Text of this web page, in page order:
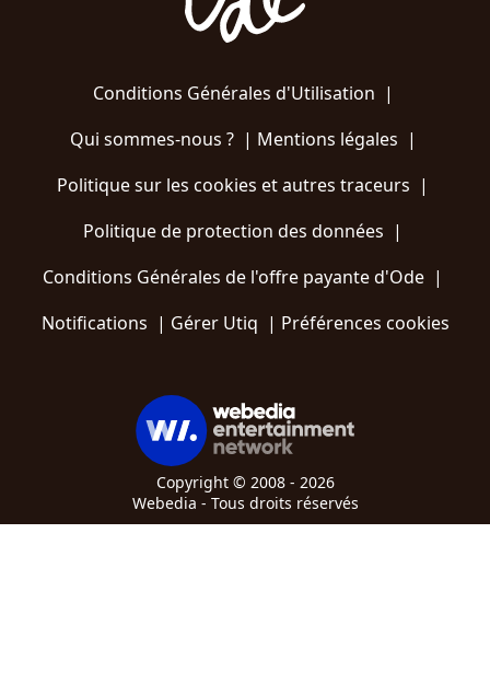
Conditions Générales d'Utilisation |
Qui sommes-nous ?| Mentions légales |
Politique sur les cookies et autres traceurs |
Politique de protection des données |
Conditions Générales de l'offre payante d'Ode |
Notifications | Gérer Utiq | Préférences cookies
Copyright © 2008 - 2026
Webedia - Tous droits réservés